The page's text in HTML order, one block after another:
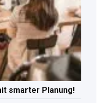
smarter Planung!